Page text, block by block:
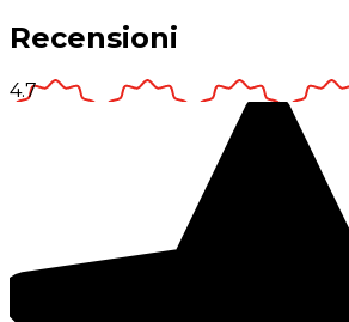
Recensioni
4.7